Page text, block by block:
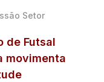
Setor
de Futsal
movimenta